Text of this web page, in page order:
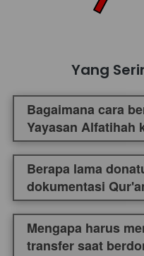
Yang
Bagaimana cara
Yayasan Alfatihah
Berapa lama
dokumentasi
Mengapa harus
transfer saat